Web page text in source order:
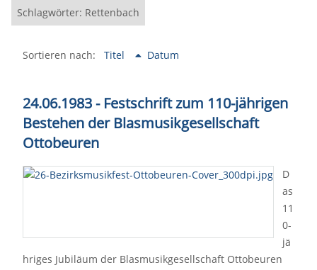
Schlagwörter: Rettenbach
Sortieren nach: Titel Datum
24.06.1983 - Festschrift zum 110-jährigen
Bestehen der Blasmusikgesellschaft
Ottobeuren
D
as
11
0-
jä
hriges Jubiläum der Blasmusikgesellschaft Ottobeuren